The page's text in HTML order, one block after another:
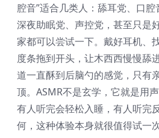
腔音”适合几类人：舔耳党、口腔
深夜助眠党、声控党，甚至只是
家都可以尝试一下。戴好耳机、
度条拖到开头，让木西西慢慢舔
道一直酥到后脑勺的感觉，只有
顶。ASMR不是玄学，它就是用
有人听完会轻松入睡，有人听完
何，这种体验本身就很值得试一次